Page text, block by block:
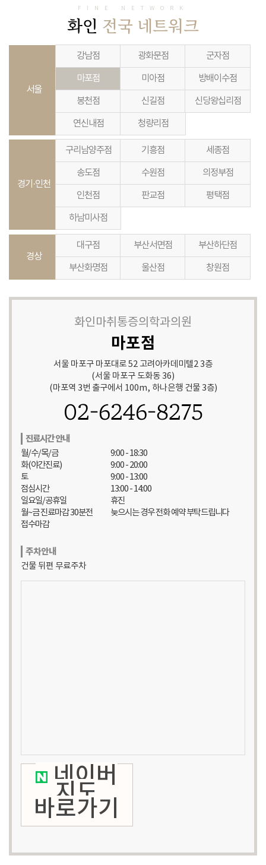
FINE NETWORK
화인 전국 네트워크
서울
강남점 광화문점 군자점
마포점 미아점 방배이수점
봉천점 신길점 신당왕십리점
연신내점 청량리점
경기·인천
구리남양주점 기흥점 세종점
송도점 수원점 의정부점
인천점 판교점 평택점
하남미사점
경상
대구점 부산서면점 부산하단점
부산화명점 울산점 창원점
화인마취통증의학과의원
마포점
서울 마포구 마포대로 52 고려아카데미텔2 3층
(서울 마포구 도화동 36)
(마포역 3번 출구에서 100m, 하나은행 건물 3층)
02-6246-8275
진료시간 안내
월/수/목/금
화(야간진료)
토
점심시간
일요일/공휴일
월~금 진료마감 30분전
접수마감
9:00 - 18:30
9:00 - 20:00
9:00 - 13:00
13:00 - 14:00
휴진
늦으시는 경우 전화 예약 부탁드립니다
주차안내
건물 뒤편 무료주차
네이버
지도
바로가기